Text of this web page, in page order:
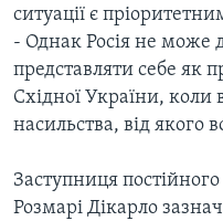
ситуації є
- Однак Росія не може
представляти себе як
Східної України, коли
насильства, від якого
Заступниця
Розмарі Дікарло